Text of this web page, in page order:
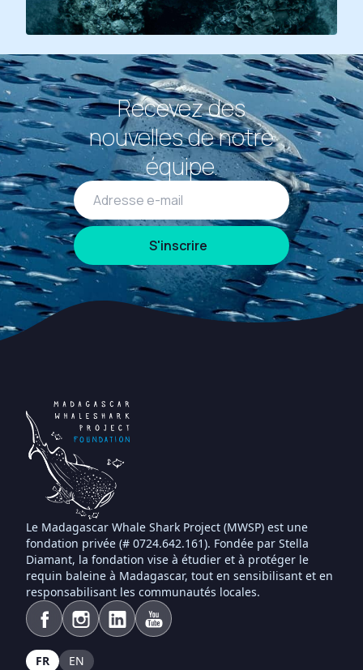
Recevez des
nouvelles de notre
équipe.
Le Madagascar Whale Shark Project (MWSP) est une
fondation privée (# 0724.642.161). Fondée par Stella
Diamant, la fondation vise à étudier et à protéger le
requin baleine à Madagascar, tout en sensibilisant et en
responsabilisant les communautés locales.
FR EN